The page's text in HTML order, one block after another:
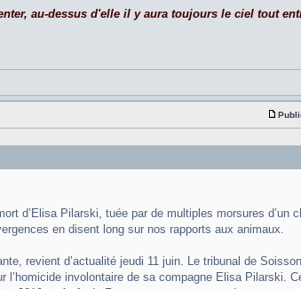
au-dessus d'elle il y aura toujours le ciel tout
d’Elisa Pilarski, tuée par de multiples morsures d’un
en disent long sur nos rapports aux animaux.
revient d’actualité jeudi 11 juin. Le tribunal de
involontaire de sa compagne Elisa Pilarski.